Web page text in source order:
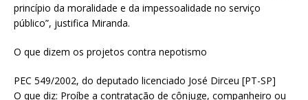
princípio da moralidade e da impessoalidade no serviço
público”, justifica Miranda.
O que dizem os projetos contra nepotismo
PEC 549/2002, do deputado licenciado José Dirceu [PT-SP]
O que diz: Proíbe a contratação de cônjuge, companheiro ou